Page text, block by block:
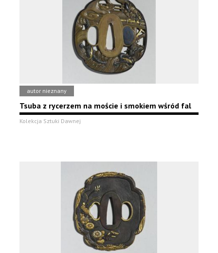
autor nieznany
Tsuba z rycerzem na moście i smokiem wśród fal
Kolekcja Sztuki Dawnej